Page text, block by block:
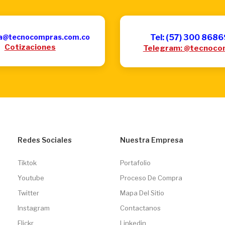
Cotizaciones
Tel: (57) 300
Telegram:
Redes Sociales
Tiktok
Youtube
Twitter
Instagram
Flickr
Nuestra Empresa
Portafolio
Proceso De Compra
Mapa Del Sitio
Contactanos
Linkedin